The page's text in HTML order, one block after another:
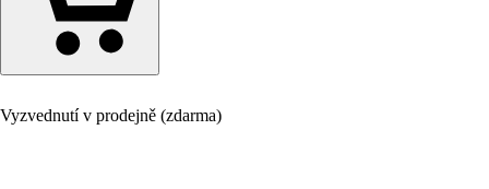
Vyzvednutí v prodejně (zdarma)